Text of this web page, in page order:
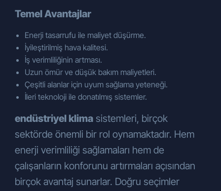
Temel Avantajlar
Enerji tasarrufu ile maliyet düşürme.
İyileştirilmiş hava kalitesi.
İş verimliliğinin artması.
Uzun ömür ve düşük bakım maliyetleri.
Çeşitli alanlar için uyum sağlama yeteneği.
İleri teknoloji ile donatılmış sistemler.
endüstriyel klima sistemleri, birçok
sektörde önemli bir rol oynamaktadır. Hem
enerji verimliliği sağlamaları hem de
çalışanların konforunu artırmaları açısından
birçok avantaj sunarlar. Doğru seçimler
Ayrıca, Şirket hizmetlerini kullanma
kullandığınızda, Şirketimizi veya internet
sitemizi ziyaret ettiğinizde, Şirketimizin
düzenlediği eğitim, seminer veya
organizasyonlara katıldığınızda da kişisel
verileriniz işlenebilecektir.
Kişisel Verilerin İşlenme Amaçları
amaçlarla sınırlı olarak işlenmektedir:
Taleplerinizi yanıtlamak,
İletişim sağlamak,
Hizmet kalitemizi artırmak.
Toplanan kişisel verileriniz ayrıca;
Şirketimiz tarafından sunulan ürün ve